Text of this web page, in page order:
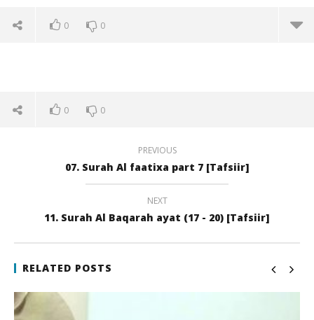
0 0
10. Surah Al Baqarah (ayat 10 – 18) [Tafsiir]
juli
qubamedia
juli
0 0
PREVIOUS
07. Surah Al faatixa part 7 [Tafsiir]
NEXT
11. Surah Al Baqarah ayat (17 - 20) [Tafsiir]
RELATED POSTS